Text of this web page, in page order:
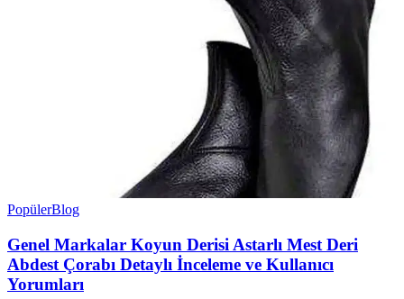
PopülerBlog
Genel Markalar Koyun Derisi Astarlı Mest Deri
Abdest Çorabı Detaylı İnceleme ve Kullanıcı
Yorumları